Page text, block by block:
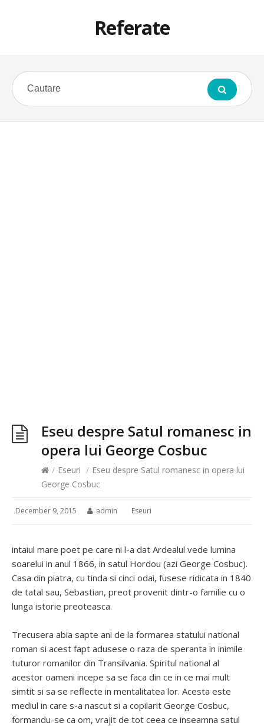
Referate
Eseu despre Satul romanesc in
opera lui George Cosbuc
/ Eseuri / Eseu despre Satul romanesc in opera lui
George Cosbuc
December 9, 2015 admin Eseuri
intaiul mare poet pe care ni l-a dat Ardealul vede lumina
soarelui in anul 1866, in satul Hordou (azi George Cosbuc).
Casa din piatra, cu tinda si cinci odai, fusese ridicata in 1840
de tatal sau, Sebastian, preot provenit dintr-o familie cu o
lunga istorie preoteasca.
Trecusera abia sapte ani de la formarea statului national
roman si acest fapt adusese o raza de speranta in inimile
tuturor romanilor din Transilvania. Spiritul national al
acestor oameni incepe sa se faca din ce in ce mai mult
simtit si sa se reflecte in mentalitatea lor. Acesta este
mediul in care s-a nascut si a copilarit George Cosbuc,
formandu-se ca om, vrajit de tot ceea ce inseamna satul